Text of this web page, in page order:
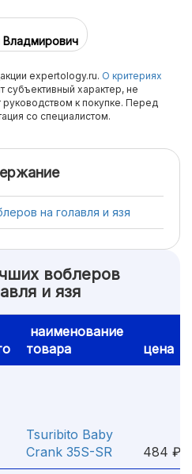
Владмирович
expertology.ru. О критериях
субъективный характер, не
к покупке. Перед
со специалистом.
на голавля и язя
воблеров
и язя
наименование
товара
цена
Tsuribito Baby
Crank 35S-SR
484 ₽